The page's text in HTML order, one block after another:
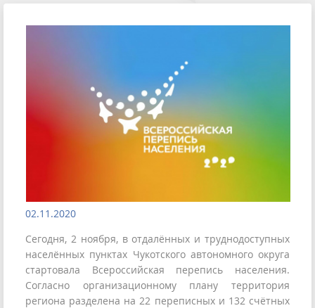
02.11.2020
Сегодня, 2 ноября, в отдалённых и труднодоступных
населённых пунктах Чукотского автономного округа
стартовала Всероссийская перепись населения.
Согласно организационному плану территория
региона разделена на 22 переписных и 132 счётных